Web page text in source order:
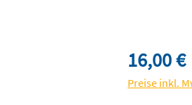
Regulärer
16,00 €
Preise inkl.